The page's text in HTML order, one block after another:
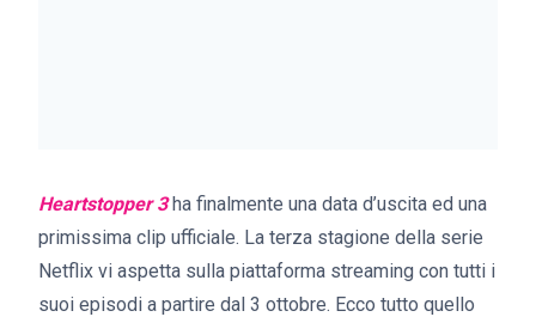
Heartstopper 3 ha finalmente una data d’uscita ed una
primissima clip ufficiale. La terza stagione della serie
Netflix vi aspetta sulla piattaforma streaming con tutti i
suoi episodi a partire dal 3 ottobre. Ecco tutto quello